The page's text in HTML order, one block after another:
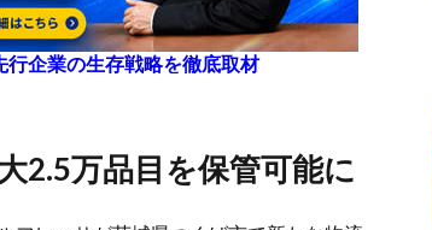
行企業の生存戦略を徹底取材
2.5万品目を保管可能に